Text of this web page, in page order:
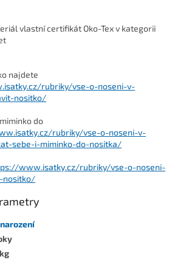
vlastní certifikát Oko-Tex v kategorii
najdete
rubriky/vse-o-noseni-v-
nositko/
do
rubriky/vse-o-noseni-v-
sebe-i-miminko-do-nositka/
www.isatky.cz/rubriky/vse-o-noseni-
nositko/